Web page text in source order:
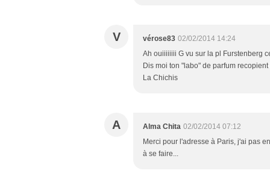
V vérose83 02/02/2014 14:24
Ah ouiiiiiiii G vu sur la pl Furstenberg
Dis moi ton "labo" de parfum
La Chichis
A Alma Chita 02/02/2014 07:12
Merci pour l'adresse à Paris, j'ai pas
à se faire...